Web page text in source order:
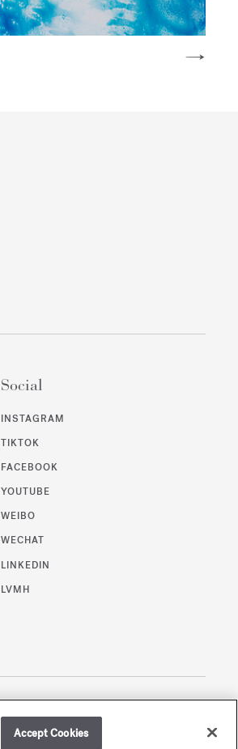
Social
INSTAGRAM
TIKTOK
FACEBOOK
YOUTUBE
WEIBO
WECHAT
LINKEDIN
LVMH
Accept Cookies